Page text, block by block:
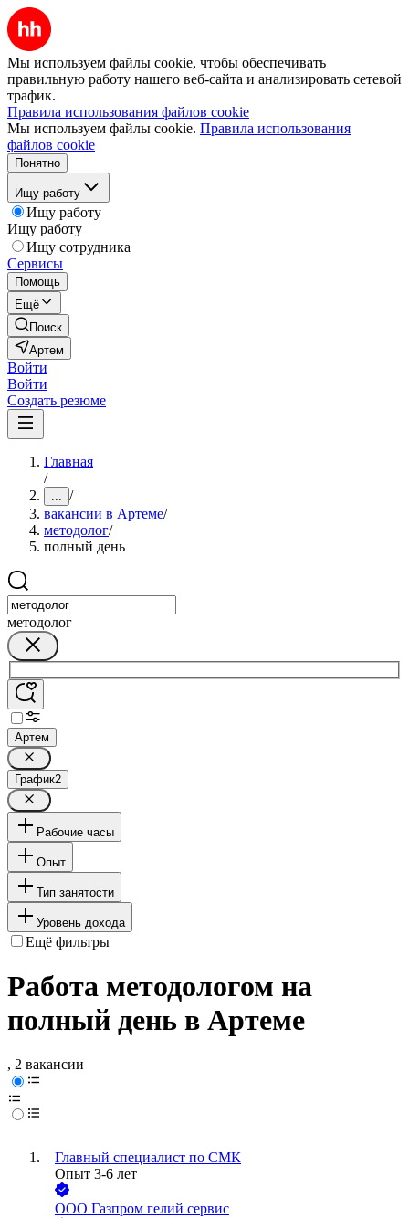
Мы используем файлы cookie, чтобы обеспечивать
правильную работу нашего веб-сайта и анализировать сетевой
трафик.
Правила использования файлов cookie
Мы используем файлы cookie. Правила использования
файлов cookie
Понятно
Ищу работу
Ищу работу
Ищу работу
Ищу сотрудника
Сервисы
Помощь
Ещё
Поиск
Артем
Войти
Войти
Создать резюме
Главная
/
... /
вакансии в Артеме/
методолог/
полный день
методолог
Артем
График2
Рабочие часы
Опыт
Тип занятости
Уровень дохода
Ещё фильтры
Работа методологом на
полный день в Артеме
, 2 вакансии
Главный специалист по СМК
Опыт 3-6 лет
ООО Газпром гелий сервис